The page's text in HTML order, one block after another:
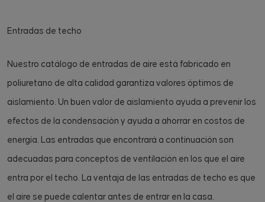
Entradas de techo
Nuestro catálogo de entradas de aire está fabricado en
poliuretano de alta calidad garantiza valores óptimos de
aislamiento. Un buen valor de aislamiento ayuda a prevenir los
efectos de la condensación y ayuda a ahorrar en costos de
energía. Las entradas que encontrará a continuación son
adecuadas para conceptos de ventilación en los que el aire
entra por el techo. La ventaja de las entradas de techo es que
el aire se puede calentar antes de entrar en la casa.